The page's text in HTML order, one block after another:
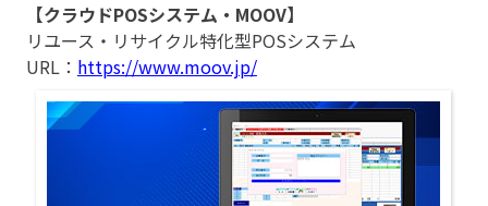
【クラウドPOSシステム・MOOV】
リユース・リサイクル特化型POSシステム
URL： https://www.moov.jp/